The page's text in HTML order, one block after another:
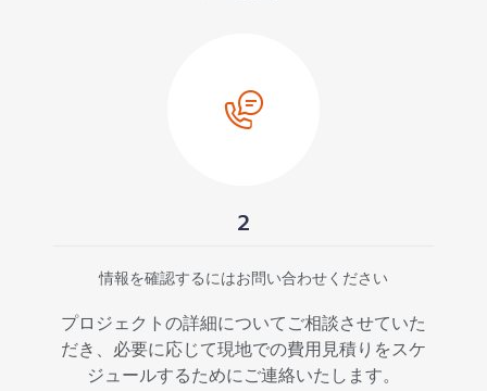
2
情報を確認するにはお問い合わせください
プロジェクトの詳細についてご相談させていた
だき、必要に応じて現地での費用見積りをスケ
ジュールするためにご連絡いたします。